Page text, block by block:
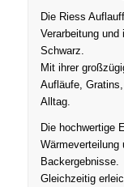
Die Riess
Verarbeitung
Schwarz.
Mit ihrer
Aufläufe,
Alltag.
Die hochwertige
Wärmeverteilung
Backergebnisse.
Gleichzeitig